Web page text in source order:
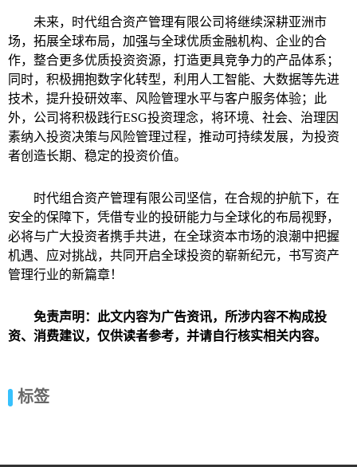
未来，时代组合资产管理有限公司将继续深耕亚洲市
场，拓展全球布局，加强与全球优质金融机构、企业的合
作，整合更多优质投资资源，打造更具竞争力的产品体系；
同时，积极拥抱数字化转型，利用人工智能、大数据等先进
技术，提升投研效率、风险管理水平与客户服务体验；此
外，公司将积极践行ESG投资理念，将环境、社会、治理因
素纳入投资决策与风险管理过程，推动可持续发展，为投资
者创造长期、稳定的投资价值。
时代组合资产管理有限公司坚信，在合规的护航下，在
安全的保障下，凭借专业的投研能力与全球化的布局视野，
必将与广大投资者携手共进，在全球资本市场的浪潮中把握
机遇、应对挑战，共同开启全球投资的崭新纪元，书写资产
管理行业的新篇章！
免责声明：此文内容为广告资讯，所涉内容不构成投
资、消费建议，仅供读者参考，并请自行核实相关内容。
标签